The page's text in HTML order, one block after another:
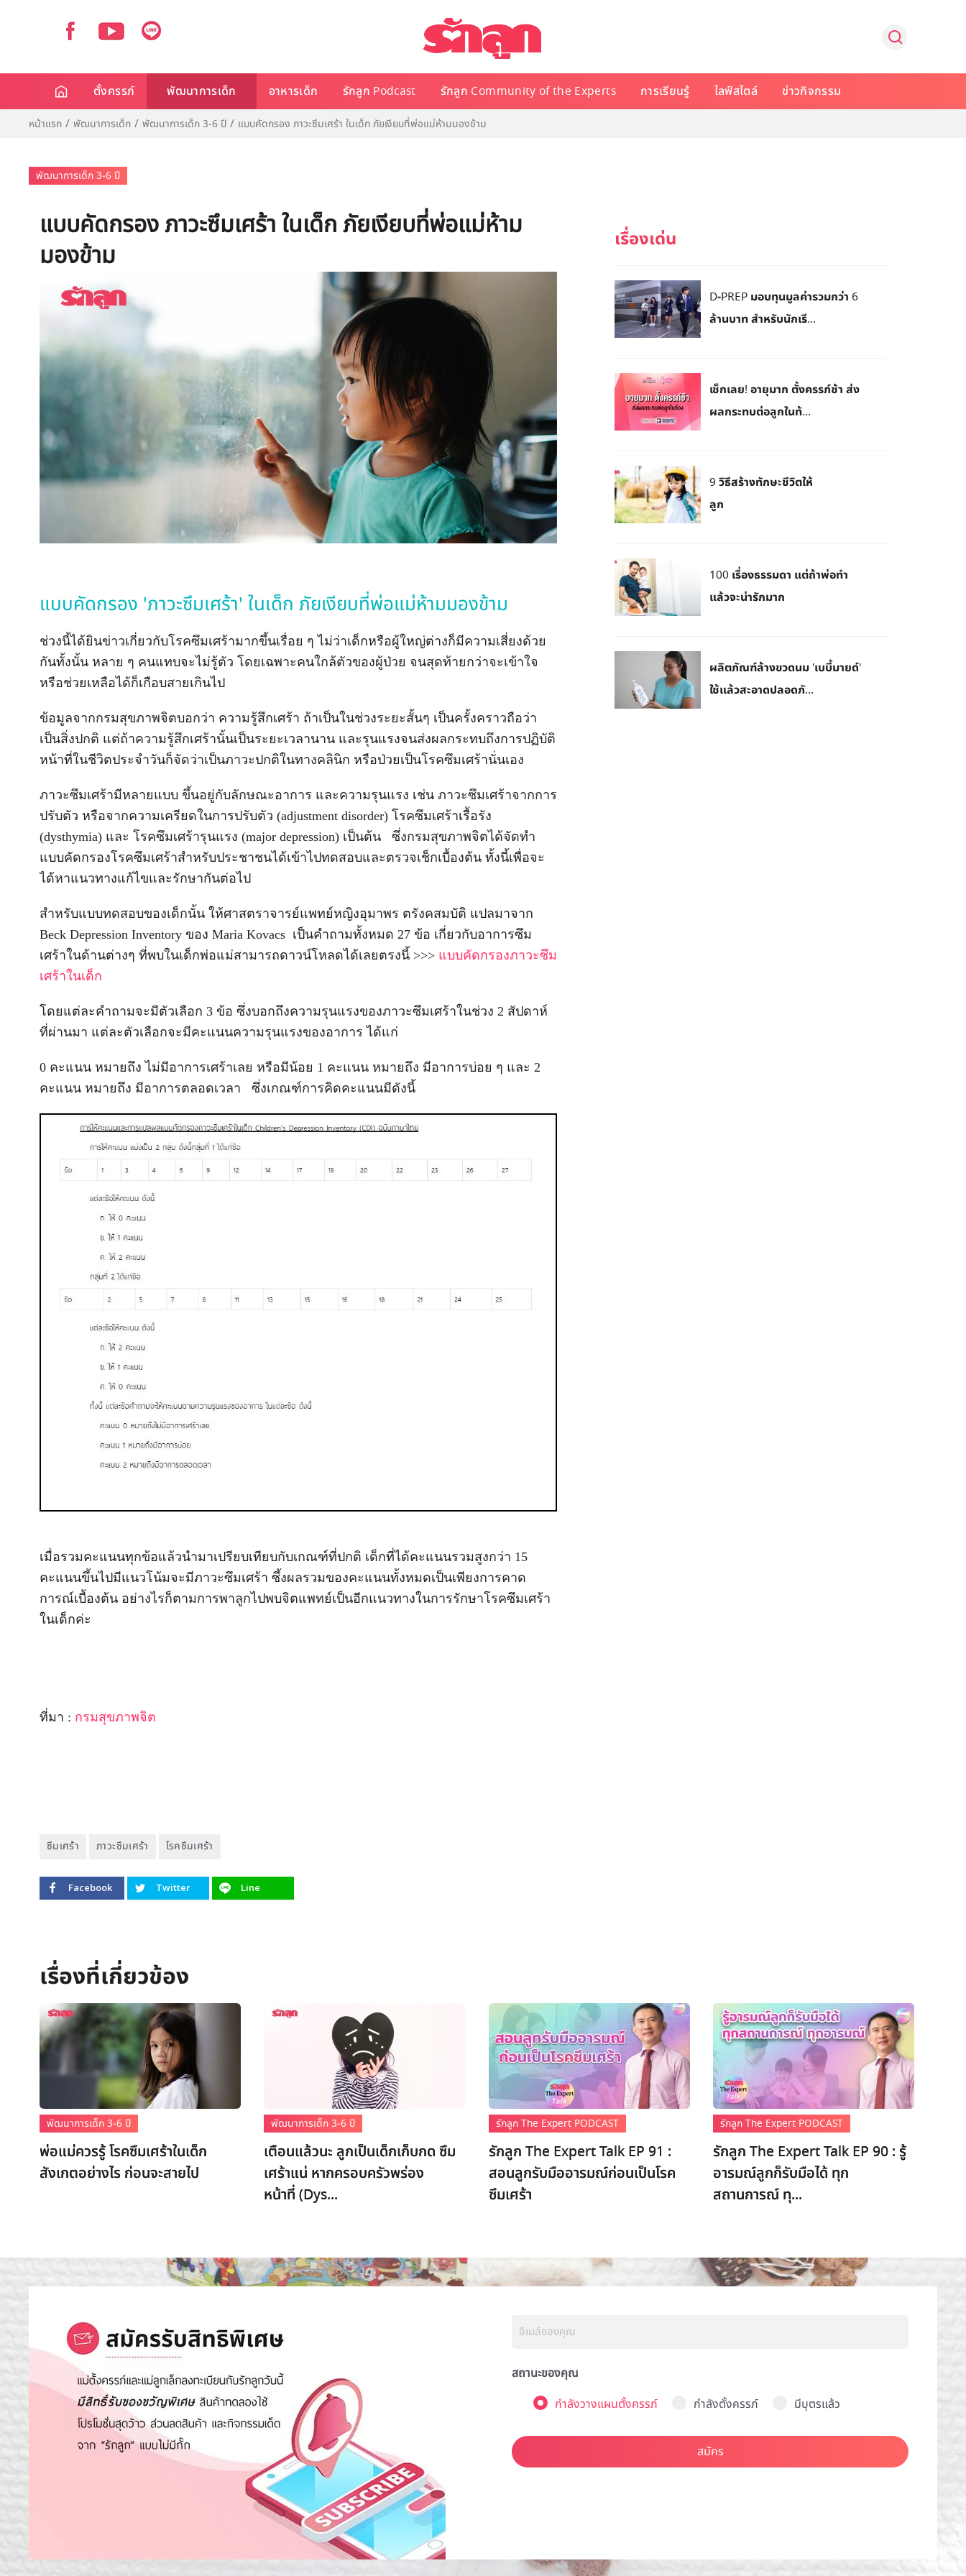
ตั้งครรภ์ พัฒนาการเด็ก อาหารเด็ก รักลูก Podcast รักลูก Community of the Experts การเรียนรู้ ไลฟ์สไตล์ ข่าวกิจกรรม
หน้าแรก พัฒนาการเด็ก พัฒนาการเด็ก 3-6 ปี แบบคัดกรอง ภาวะซึมเศร้า ในเด็ก ภัยเงียบที่พ่อแม่ห้ามมองข้าม
พัฒนาการเด็ก 3-6 ปี
แบบคัดกรอง ภาวะซึมเศร้า ในเด็ก ภัยเงียบที่พ่อแม่ห้าม
มองข้าม
แบบคัดกรอง 'ภาวะซึมเศร้า' ในเด็ก ภัยเงียบที่พ่อแม่ห้ามมองข้าม
ช่วงนี้ได้ยินข่าวเกี่ยวกับโรคซึมเศร้ามากขึ้นเรื่อย ๆ ไม่ว่าเด็กหรือผู้ใหญ่ต่างก็มีความเสี่ยงด้วย
กันทั้งนั้น หลาย ๆ คนแทบจะไม่รู้ตัว โดยเฉพาะคนใกล้ตัวของผู้ป่วย จนสุดท้ายกว่าจะเข้าใจ
หรือช่วยเหลือได้ก็เกือบสายเกินไป
ข้อมูลจากกรมสุขภาพจิตบอกว่า ความรู้สึกเศร้า ถ้าเป็นในช่วงระยะสั้นๆ เป็นครั้งคราวถือว่า
เป็นสิ่งปกติ แต่ถ้าความรู้สึกเศร้านั้นเป็นระยะเวลานาน และรุนแรงจนส่งผลกระทบถึงการปฏิบัติ
หน้าที่ในชีวิตประจำวันก็จัดว่าเป็นภาวะปกติในทางคลินิก หรือป่วยเป็นโรคซึมเศร้านั่นเอง
ภาวะซึมเศร้ามีหลายแบบ ขึ้นอยู่กับลักษณะอาการ และความรุนแรง เช่น ภาวะซึมเศร้าจากการ
ปรับตัว หรือจากความเครียดในการปรับตัว (adjustment disorder) โรคซึมเศร้าเรื้อรัง
(dysthymia) และ โรคซึมเศร้ารุนแรง (major depression) เป็นต้น ซึ่งกรมสุขภาพจิตได้จัดทำ
แบบคัดกรองโรคซึมเศร้าสำหรับประชาชนได้เข้าไปทดสอบและตรวจเช็กเบื้องต้น ทั้งนี้เพื่อจะ
ได้หาแนวทางแก้ไขและรักษากันต่อไป
สำหรับแบบทดสอบของเด็กนั้น ให้ศาสตราจารย์แพทย์หญิงอุมาพร ตรังคสมบัติ แปลมาจาก
Beck Depression Inventory ของ Maria Kovacs เป็นคำถามทั้งหมด 27 ข้อ เกี่ยวกับอาการซึม
เศร้าในด้านต่างๆ ที่พบในเด็กพ่อแม่สามารถดาวน์โหลดได้เลยตรงนี้ >>> แบบคัดกรองภาวะซึม
เศร้าในเด็ก
โดยแต่ละคำถามจะมีตัวเลือก 3 ข้อ ซึ่งบอกถึงความรุนแรงของภาวะซึมเศร้าในช่วง 2 สัปดาห์
ที่ผ่านมา แต่ละตัวเลือกจะมีคะแนนความรุนแรงของอาการ ได้แก่
0 คะแนน หมายถึง ไม่มีอาการเศร้าเลย หรือมีน้อย 1 คะแนน หมายถึง มีอาการบ่อย ๆ และ 2
คะแนน หมายถึง มีอาการตลอดเวลา ซึ่งเกณฑ์การคิดคะแนนมีดังนี้
เมื่อรวมคะแนนทุกข้อแล้วนำมาเปรียบเทียบกับเกณฑ์ที่ปกติ เด็กที่ได้คะแนนรวมสูงกว่า 15
คะแนนขึ้นไปมีแนวโน้มจะมีภาวะซึมเศร้า ซึ้งผลรวมของคะแนนทั้งหมดเป็นเพียงการคาด
การณ์เบื้องต้น อย่างไรก็ตามการพาลูกไปพบจิตแพทย์เป็นอีกแนวทางในการรักษาโรคซึมเศร้า
ในเด็กค่ะ
ที่มา : กรมสุขภาพจิต
ซึมเศร้า ภาวะซึมเศร้า โรคซึมเศร้า
Facebook Twitter Line
D-PREP มอบทุนมูลค่ารวมกว่า 6
ล้านบาท สำหรับนักเรี...
เช็กเลย! อายุมาก ตั้งครรภ์ช้า ส่ง
ผลกระทบต่อลูกในท้...
9 วิธีสร้างทักษะชีวิตให้
ลูก
100 เรื่องธรรมดา แต่ถ้าพ่อทำ
แล้วจะน่ารักมาก
ผลิตภัณฑ์ล้างขวดนม 'เบบี้มายด์'
ใช้แล้วสะอาดปลอดภั...
พัฒนาการเด็ก 3-6 ปี
พ่อแม่ควรรู้ โรคซึมเศร้าในเด็ก
สังเกตอย่างไร ก่อนจะสายไป
พัฒนาการเด็ก 3-6 ปี
เตือนแล้วนะ ลูกเป็นเด็กเก็บกด ซึม
เศร้าแน่ หากครอบครัวพร่อง
หน้าที่ (Dys...
รักลูก The Expert PODCAST
รักลูก The Expert Talk EP 91 :
สอนลูกรับมืออารมณ์ก่อนเป็นโรค
ซึมเศร้า
รักลูก The Expert PODCAST
รักลูก The Expert Talk EP 90 : รู้
อารมณ์ลูกก็รับมือได้ ทุก
สถานการณ์ ทุ...
สถานะของคุณ
กำลังวางแผนตั้งครรภ์
กำลังตั้งครรภ์ มีบุตรแล้ว
สมัคร